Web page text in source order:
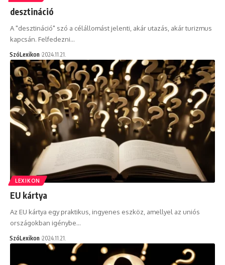
desztináció
A "desztináció" szó a célállomást jelenti, akár utazás, akár turizmus
kapcsán. Felfedezni…
SzóLexikon 2024.11.21.
LEXIKON
EU kártya
Az EU kártya egy praktikus, ingyenes eszköz, amellyel az uniós
országokban igénybe…
SzóLexikon 2024.11.21.